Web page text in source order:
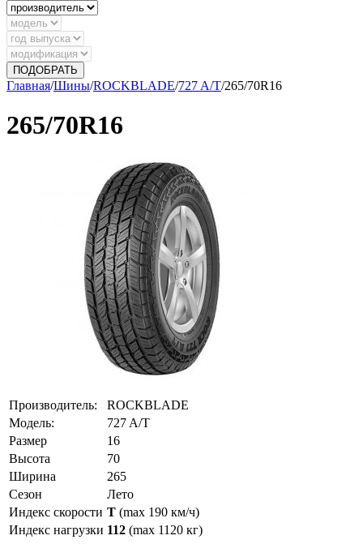
ПОДОБРАТЬ
Главная/Шины/ROCKBLADE/727 A/T/265/70R16
265/70R16
Производитель:
ROCKBLADE
Модель:
727 A/T
Размер
16
Высота
70
Ширина
265
Сезон
Лето
Индекс скорости T (max 190 км/ч)
Индекс нагрузки 112 (max 1120 кг)